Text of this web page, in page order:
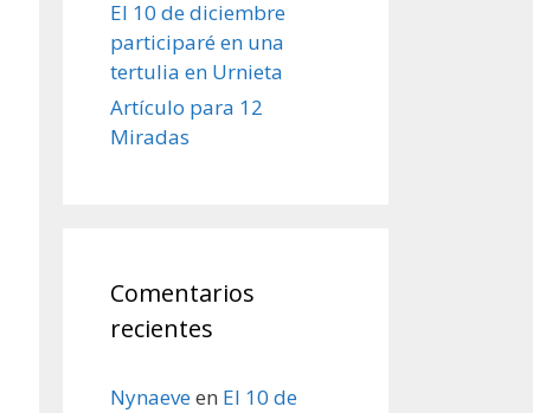
El 10 de diciembre
participaré en una
tertulia en Urnieta
Artículo para 12
Miradas
Comentarios
recientes
Nynaeveen El 10 de